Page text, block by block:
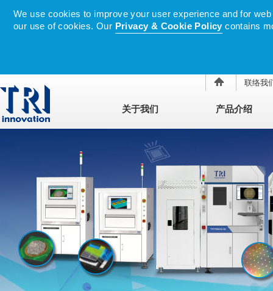
We use cookies to improve your user experience and for
our use of cookies. Our Privacy & Cookie Policy contains
联络我
关于我们 产品介绍